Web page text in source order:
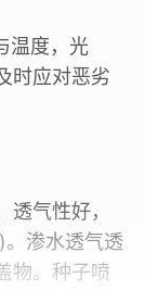
温度，光
时应对恶劣
透气性好，
渗水透气透
物。种子喷